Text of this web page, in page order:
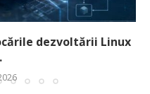
dezvoltării Linux